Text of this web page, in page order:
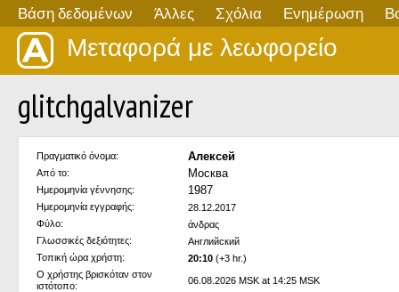
Βάση δεδομένων Άλλες Σχόλια Ενημέρωση
Μεταφορά με λεωφορείο
glitchgalvanizer
Πραγματικό όνομα: Алексей
Από το: Москва
Ημερομηνία γέννησης: 1987
Ημερομηνία εγγραφής:
28.12.2017
Φύλο:
άνδρας
Γλωσσικές δεξιότητες:
Английский
Τοπική ώρα χρήστη:
20:10 (+3 hr.)
Ο χρήστης βρισκόταν στον
ιστότοπο:
06.08.2026 MSK at 14:25 MSK